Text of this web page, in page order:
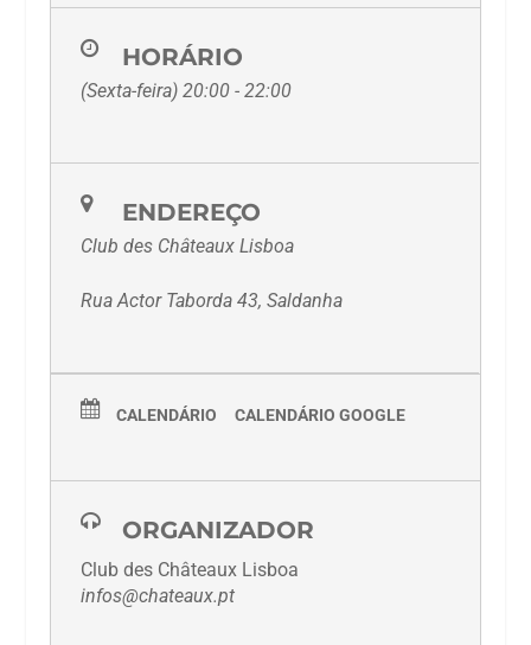
HORÁRIO
(Sexta-feira) 20:00 - 22:00
ENDEREÇO
Club des Châteaux Lisboa
Rua Actor Taborda 43, Saldanha
CALENDÁRIO CALENDÁRIO GOOGLE
ORGANIZADOR
Club des Châteaux Lisboa
infos@chateaux.pt